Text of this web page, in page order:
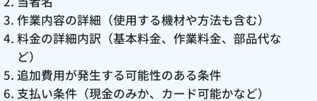
作業内容の詳細（使用する機材や方法も含む）
料金の詳細内訳（基本料金、作業料金、部品代な
ど）
追加費用が発生する可能性のある条件
支払い条件（現金のみか、カード可能かなど）